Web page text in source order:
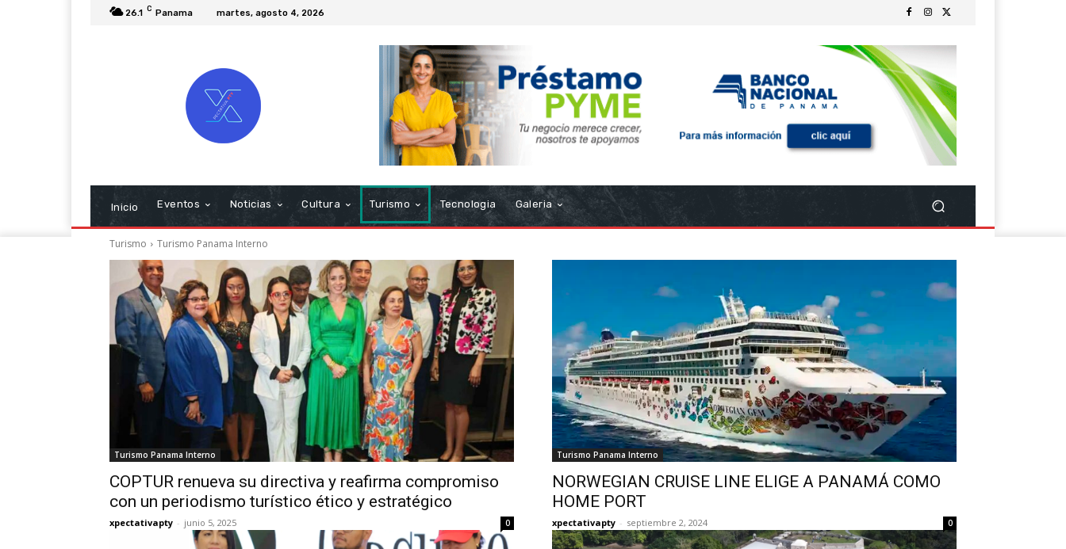
26.1 C Panama martes, agosto 4, 2026
Inicio Eventos Noticias Cultura Turismo Tecnologia Galeria
Turismo Turismo Panama Interno
Turismo Panama Interno
COPTUR renueva su directiva y reafirma compromiso
con un periodismo turístico ético y estratégico
xpectativapty - junio 5, 2025 0
Turismo Panama Interno
NORWEGIAN CRUISE LINE ELIGE A PANAMÁ COMO
HOME PORT
xpectativapty - septiembre 2, 2024 0